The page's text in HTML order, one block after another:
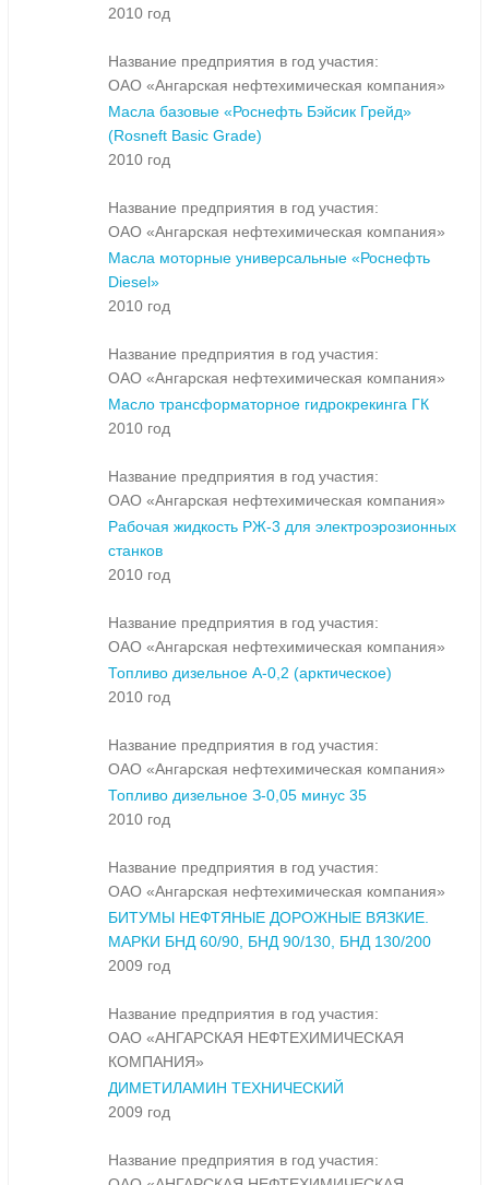
2010 год
Название предприятия в год участия:
ОАО «Ангарская нефтехимическая компания»
Масла базовые «Роснефть Бэйсик Грейд»
(Rosneft Basic Grade)
2010 год
Название предприятия в год участия:
ОАО «Ангарская нефтехимическая компания»
Масла моторные универсальные «Роснефть
Diesel»
2010 год
Название предприятия в год участия:
ОАО «Ангарская нефтехимическая компания»
Масло трансформаторное гидрокрекинга ГК
2010 год
Название предприятия в год участия:
ОАО «Ангарская нефтехимическая компания»
Рабочая жидкость РЖ-3 для электроэрозионных
станков
2010 год
Название предприятия в год участия:
ОАО «Ангарская нефтехимическая компания»
Топливо дизельное А-0,2 (арктическое)
2010 год
Название предприятия в год участия:
ОАО «Ангарская нефтехимическая компания»
Топливо дизельное З-0,05 минус 35
2010 год
Название предприятия в год участия:
ОАО «Ангарская нефтехимическая компания»
БИТУМЫ НЕФТЯНЫЕ ДОРОЖНЫЕ ВЯЗКИЕ.
МАРКИ БНД 60/90, БНД 90/130, БНД 130/200
2009 год
Название предприятия в год участия:
ОАО «АНГАРСКАЯ НЕФТЕХИМИЧЕСКАЯ
КОМПАНИЯ»
ДИМЕТИЛАМИН ТЕХНИЧЕСКИЙ
2009 год
Название предприятия в год участия: